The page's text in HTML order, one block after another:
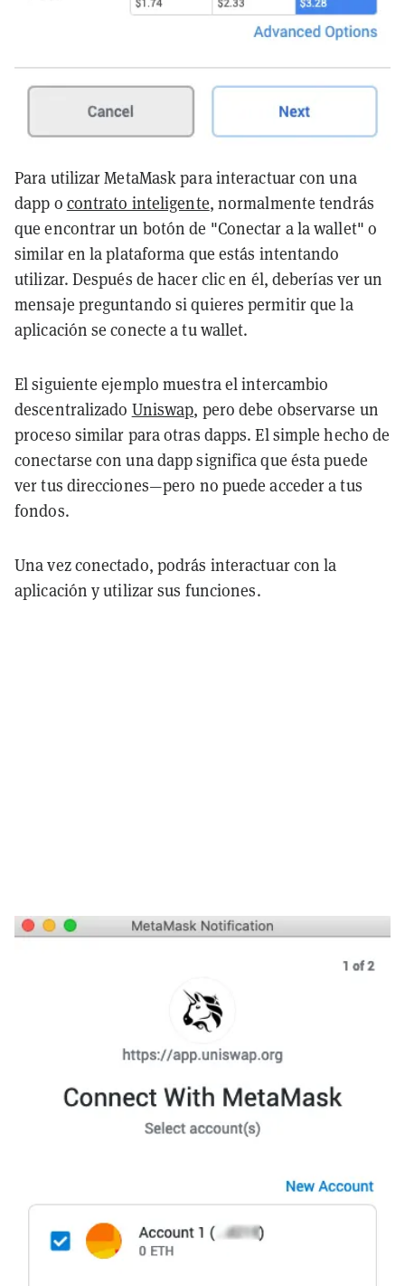
Para utilizar MetaMask para interactuar con una
dapp o contrato inteligente, normalmente tendrás
que encontrar un botón de "Conectar a la wallet" o
similar en la plataforma que estás intentando
utilizar. Después de hacer clic en él, deberías ver un
mensaje preguntando si quieres permitir que la
aplicación se conecte a tu wallet.
El siguiente ejemplo muestra el intercambio
descentralizado Uniswap, pero debe observarse un
proceso similar para otras dapps. El simple hecho de
conectarse con una dapp significa que ésta puede
ver tus direcciones—pero no puede acceder a tus
fondos.
Una vez conectado, podrás interactuar con la
aplicación y utilizar sus funciones.